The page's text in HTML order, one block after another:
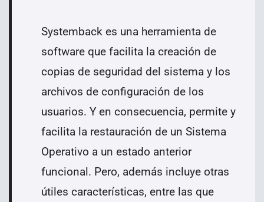
Systemback es una herramienta de
software que facilita la creación de
copias de seguridad del sistema y los
archivos de configuración de los
usuarios. Y en consecuencia, permite y
facilita la restauración de un Sistema
Operativo a un estado anterior
funcional. Pero, además incluye otras
útiles características, entre las que